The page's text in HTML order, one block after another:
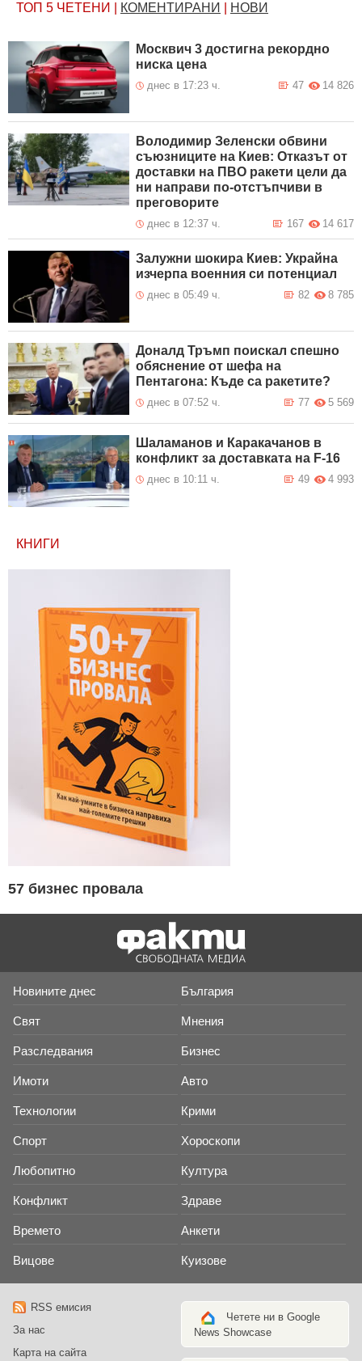
ТОП 5 ЧЕТЕНИ КОМЕНТИРАНИ НОВИ
Москвич 3 достигна рекордно
ниска цена
днес в 17:23 ч. 14 826
47
Володимир Зеленски обвини
съюзниците на Киев: Отказът от
доставки на ПВО ракети цели да
ни направи по-отстъпчиви в
преговорите
днес в 12:37 ч. 14 617
167
Залужни шокира Киев: Украйна
изчерпа военния си потенциал
днес в 05:49 ч. 8 785
82
Доналд Тръмп поискал спешно
обяснение от шефа на
Пентагона: Къде са ракетите?
днес в 07:52 ч. 5 569
77
Шаламанов и Каракачанов в
конфликт за доставката на F-16
днес в 10:11 ч. 4 993
49
КНИГИ
57 бизнес провала
Новините днес България
Свят Мнения
Разследвания Бизнес
Имоти Авто
Технологии Крими
Спорт Хороскопи
Любопитно Култура
Конфликт Здраве
Времето Анкети
Вицове Куизове
RSS емисия
За нас
Карта на сайта
Четете ни в Google
News Showcase